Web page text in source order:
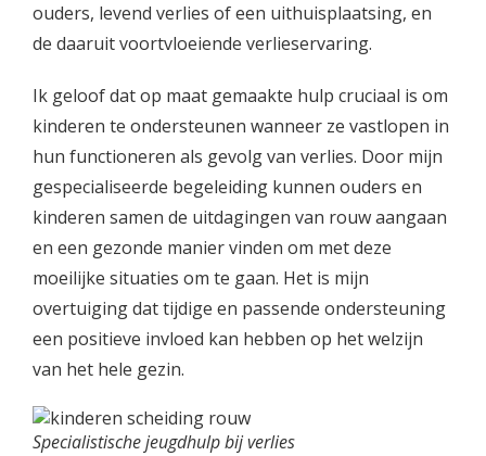
ouders, levend verlies of een uithuisplaatsing, en
de daaruit voortvloeiende verlieservaring.
Ik geloof dat op maat gemaakte hulp cruciaal is om
kinderen te ondersteunen wanneer ze vastlopen in
hun functioneren als gevolg van verlies. Door mijn
gespecialiseerde begeleiding kunnen ouders en
kinderen samen de uitdagingen van rouw aangaan
en een gezonde manier vinden om met deze
moeilijke situaties om te gaan. Het is mijn
overtuiging dat tijdige en passende ondersteuning
een positieve invloed kan hebben op het welzijn
van het hele gezin.
Specialistische jeugdhulp bij verlies